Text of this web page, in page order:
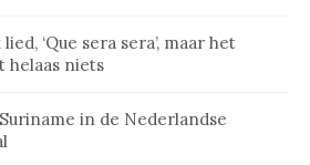
‘Que sera sera’, maar het
helaas niets
in de Nederlandse